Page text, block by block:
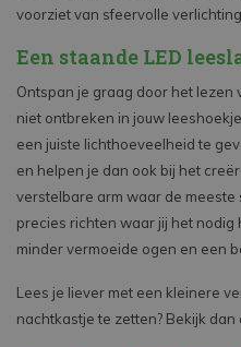
voorziet van sfeervolle
Een staande LED
Ontspan je graag door het lezen
niet ontbreken in jouw
een juiste lichthoeveelheid te
en helpen je dan ook bij het
verstelbare arm waar de
precies richten waar jij het
minder vermoeide ogen en een
Lees je liever met een kleinere
nachtkastje te zetten? Bekijk